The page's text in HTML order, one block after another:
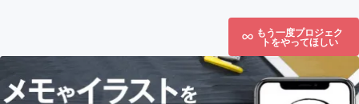
もう一度プロジェク
トをやってほしい